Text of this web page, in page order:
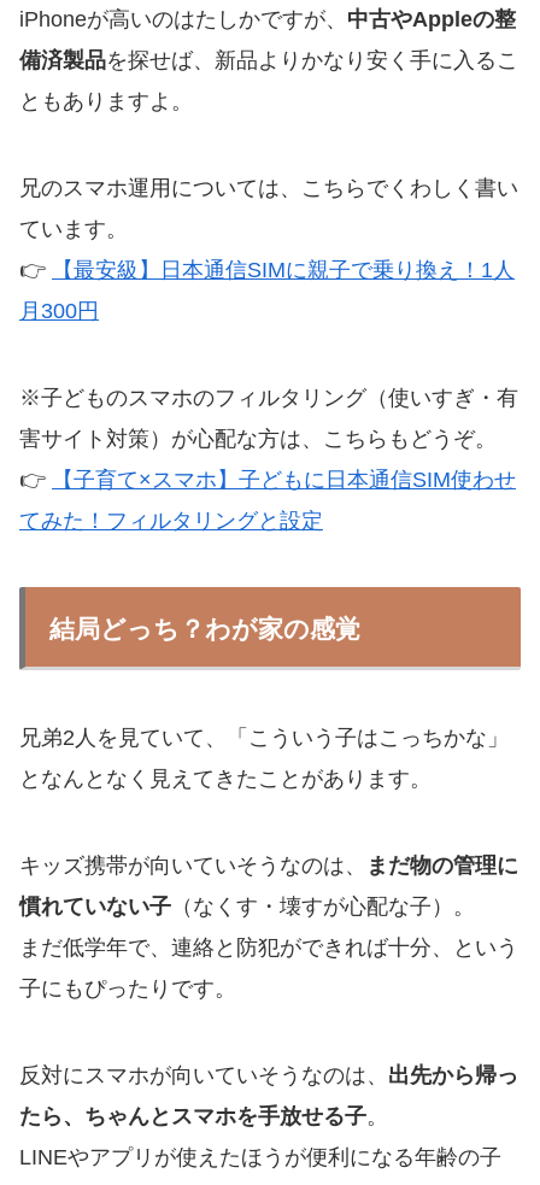
iPhoneが高いのはたしかですが、 中古やAppleの整
備済製品を探せば、新品よりかなり安く手に入るこ
ともありますよ。
兄のスマホ運用については、こちらでくわしく書い
ています。
👉
【最安級】日本通信SIMに親子で乗り換え！1人
月300円
※子どものスマホのフィルタリング（使いすぎ・有
害サイト対策）が心配な方は、こちらもどうぞ。
👉
【子育て×スマホ】子どもに日本通信SIM使わせ
てみた！フィルタリングと設定
結局どっち？わが家の感覚
兄弟2人を見ていて、「こういう子はこっちかな」
となんとなく見えてきたことがあります。
キッズ携帯が向いていそうなのは、
まだ物の管理に
慣れていない子 （なくす・壊すが心配な子）。
まだ低学年で、連絡と防犯ができれば十分、という
子にもぴったりです。
反対にスマホが向いていそうなのは、 出先から帰っ
たら、ちゃんとスマホを手放せる子。
LINEやアプリが使えたほうが便利になる年齢の子